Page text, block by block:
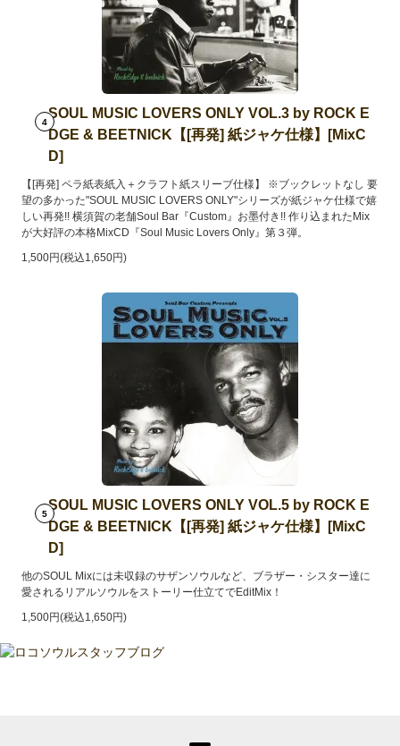
4
SOUL MUSIC LOVERS ONLY VOL.3 by ROCK E
DGE & BEETNICK【[再発] 紙ジャケ仕様】[MixC
D]
【[再発] ペラ紙表紙入＋クラフト紙スリーブ仕様】 ※ブックレットなし 要
望の多かった"SOUL MUSIC LOVERS ONLY"シリーズが紙ジャケ仕様で嬉
しい再発!! 横須賀の老舗Soul Bar『Custom』お墨付き!! 作り込まれたMix
が大好評の本格MixCD『Soul Music Lovers Only』第３弾。
1,500円(税込1,650円)
5
SOUL MUSIC LOVERS ONLY VOL.5 by ROCK E
DGE & BEETNICK【[再発] 紙ジャケ仕様】[MixC
D]
他のSOUL Mixには未収録のサザンソウルなど、ブラザー・シスター達に
愛されるリアルソウルをストーリー仕立てでEditMix！
1,500円(税込1,650円)